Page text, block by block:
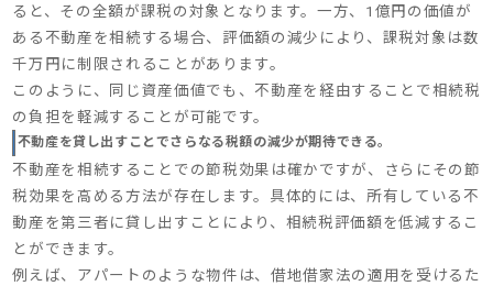
ると、その全額が課税の対象となります。一方、1億円の価値が
ある不動産を相続する場合、評価額の減少により、課税対象は数
千万円に制限されることがあります。
このように、同じ資産価値でも、不動産を経由することで相続税
の負担を軽減することが可能です。
不動産を貸し出すことでさらなる税額の減少が期待できる。
不動産を相続することでの節税効果は確かですが、さらにその節
税効果を高める方法が存在します。具体的には、所有している不
動産を第三者に貸し出すことにより、相続税評価額を低減するこ
とができます。
例えば、アパートのような物件は、借地借家法の適用を受けるた